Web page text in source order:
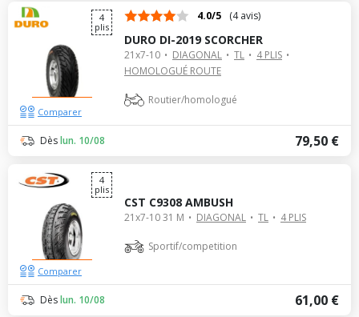
4
plis
4.0/5 (4 avis)
DURO DI-2019 SCORCHER
21x7-10 DIAGONAL TL
4 PLIS
HOMOLOGUÉ ROUTE
Routier/homologué
79,50 €
Dèslun. 10/08
Comparer
4
plis
CST C9308 AMBUSH
21x7-10 31 M DIAGONAL TL 4 PLIS
Sportif/competition
61,00 €
Dèslun. 10/08
Comparer